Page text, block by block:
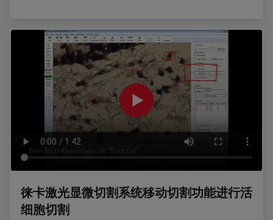
徕卡激光显微切割系统移动切割功能进行活
细胞切割